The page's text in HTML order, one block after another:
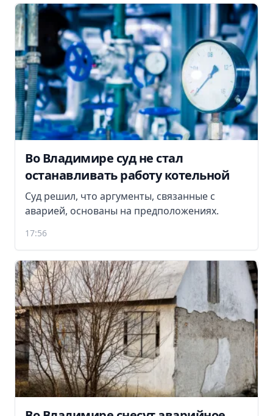
Во Владимире суд не стал
останавливать работу котельной
Суд решил, что аргументы, связанные с
аварией, основаны на предположениях.
17:56